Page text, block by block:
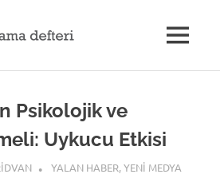
M.Rıdvan
ÖZDEMİR
|
Dijital
MENU
Psikolojik ve
Uykucu Etkisi
YALAN HABER,YENI MEDYA